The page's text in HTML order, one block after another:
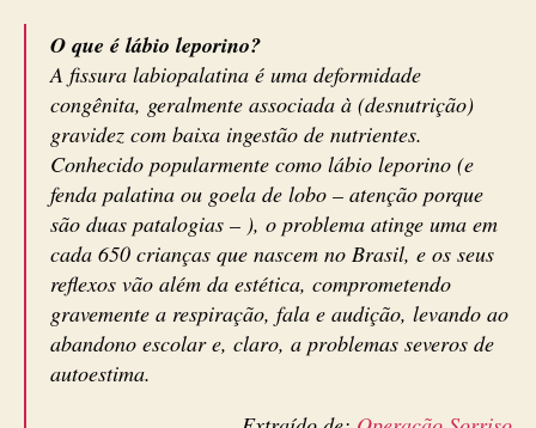
O que é lábio leporino?
A fissura labiopalatina é uma deformidade
congênita, geralmente associada à (desnutrição)
gravidez com baixa ingestão de nutrientes.
Conhecido popularmente como lábio leporino (e
fenda palatina ou goela de lobo – atenção porque
são duas patalogias – ), o problema atinge uma em
cada 650 crianças que nascem no Brasil, e os seus
reflexos vão além da estética, comprometendo
gravemente a respiração, fala e audição, levando ao
abandono escolar e, claro, a problemas severos de
autoestima.